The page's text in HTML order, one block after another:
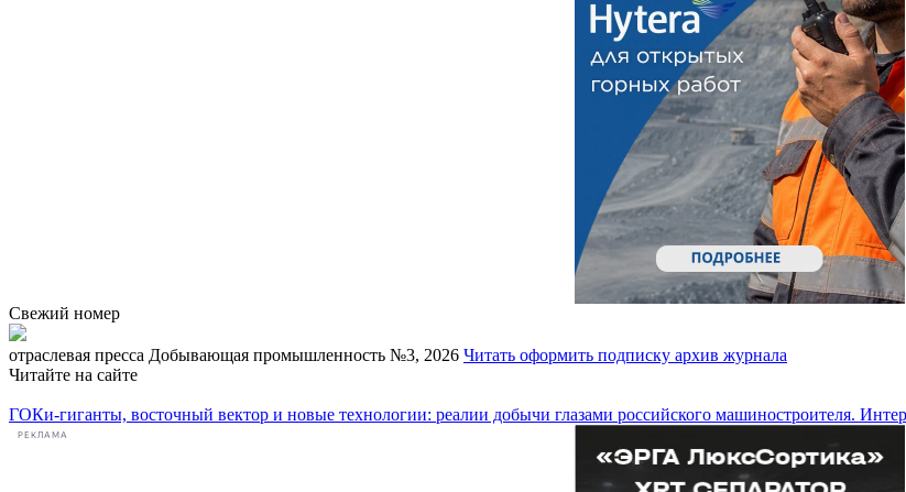
Свежий номер
отраcлевая пресса Добывающая промышленность №3, 2026 Читать оформить подписку архив журнала
Читайте на сайте
ГОКи-гиганты, восточный вектор и новые технологии: реалии добычи глазами российского машиностроителя.
РЕКЛАМА